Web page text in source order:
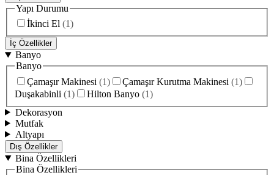
Yapı Durumu
İkinci El (1)
İç Özellikler
Banyo
Banyo
Çamaşır Makinesi (1) Çamaşır Kurutma Makinesi (1)
Duşakabinli (1) Hilton Banyo (1)
Dekorasyon
Mutfak
Altyapı
Dış Özellikler
Bina Özellikleri
Bina Özellikleri